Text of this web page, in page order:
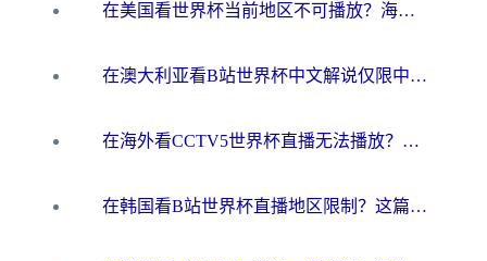
在美国看世界杯当前地区不可播放？海外党体育观赛终极指南来了！
在澳大利亚看B站世界杯中文解说仅限中国大陆？这篇指南帮你打破限制看遍赛事
在海外看CCTV5世界杯直播无法播放？这篇指南让你和国内球迷同步呐喊
在韩国看B站世界杯直播地区限制？这篇指南让你告别“当前地区不可播放”